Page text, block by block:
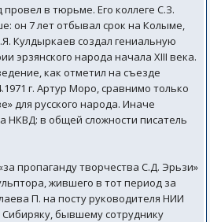
провел в тюрьме. Его коллеге С.З.
он 7 лет отбывал срок на Колыме,
Кулдыркаев создал гениальную
эрзянского народа начала XIII века.
как отметил на съезде
г. Артур Моро, сравнимо только
для русского народа. Иначе
НКВД: в общей сложности писатель
пропаганду творчества С.Д. Эрьзи»
жившего в тот период за
П. на посту руководителя НИИ
бывшему сотруднику